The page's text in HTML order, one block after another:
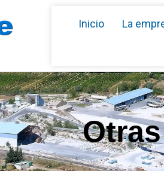
Inicio La